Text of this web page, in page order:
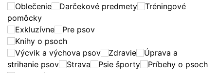
Oblečenie
Darčekové predmety
Tréningové
pomôcky
Exkluzívne
Pre psov
Knihy o psoch
Výcvik a výchova psov
Zdravie
Úprava a
strihanie psov
Strava Psie športy
Príbehy o psoch